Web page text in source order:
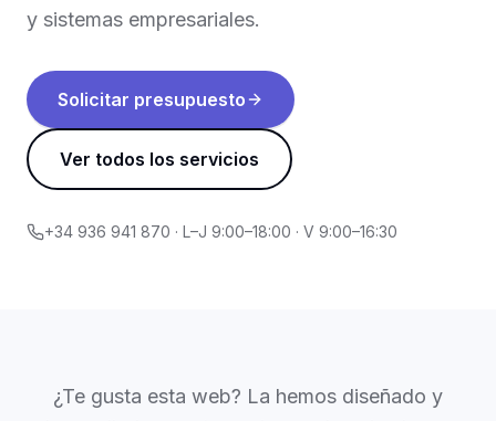
y sistemas empresariales.
Solicitar presupuesto
Ver todos los servicios
+34 936 941 870 · L–J 9:00–18:00 · V 9:00–16:30
¿Te gusta esta web? La hemos diseñado y